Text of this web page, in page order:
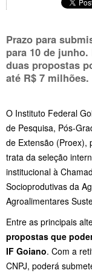
Prazo para
para 10 de
duas propostas
até R$ 7 milhões.
O Instituto Federal
de Pesquisa, Pós-
de Extensão (Proex),
trata da seleção
institucional à
Socioprodutivas da
Agroalimentares
Entre as principais
propostas que
IF Goiano. Com a
CNPJ, poderá